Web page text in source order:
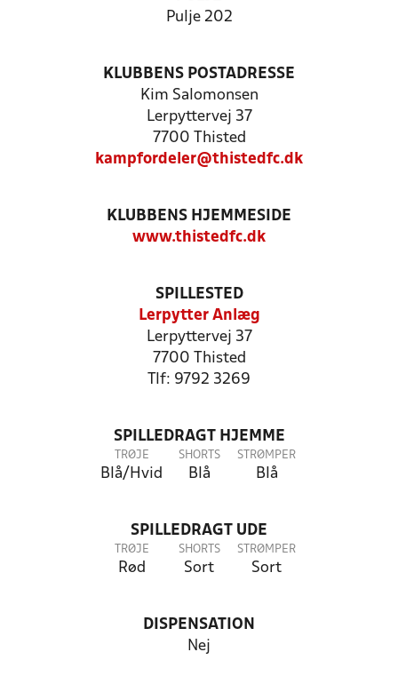
Pulje 202
KLUBBENS POSTADRESSE
Kim Salomonsen
Lerpyttervej 37
7700 Thisted
kampfordeler@thistedfc.dk
KLUBBENS HJEMMESIDE
www.thistedfc.dk
SPILLESTED
Lerpytter Anlæg
Lerpyttervej 37
7700 Thisted
Tlf: 9792 3269
SPILLEDRAGT HJEMME
TRØJE
Blå/Hvid
SHORTS
Blå
STRØMPER
Blå
SPILLEDRAGT UDE
TRØJE
Rød
SHORTS
Sort
STRØMPER
Sort
DISPENSATION
Nej